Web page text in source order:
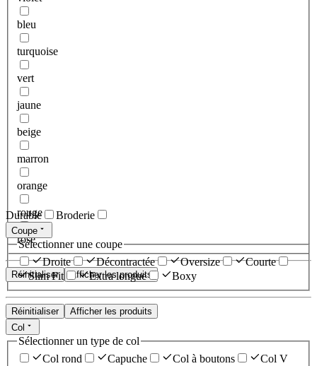
bleu
turquoise
vert
jaune
beige
marron
orange
rouge
rose
Réinitialiser Afficher les produits
Durable Broderie
Coupe
Sélectionner une coupe
Droite
Décontractée Oversize
Courte
Slim Fit
Extra longue Boxy
Réinitialiser
Afficher les produits
Col
Sélectionner un type de col
Col rond
Capuche Col à boutons Col V